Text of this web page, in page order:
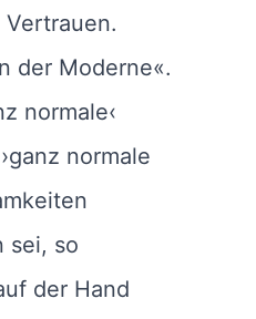
der Moderne«.
normale‹
normale
sei, so
der Hand